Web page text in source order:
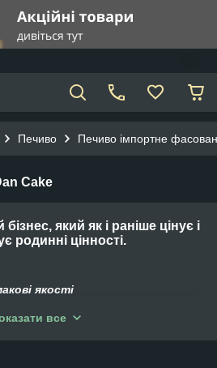
Печиво Печиво імпортне
Cake
бізнес, який як і раніше цінує і
родинні цінності.
якості
споживачам найкращі,
при кожній покупці нашого
все